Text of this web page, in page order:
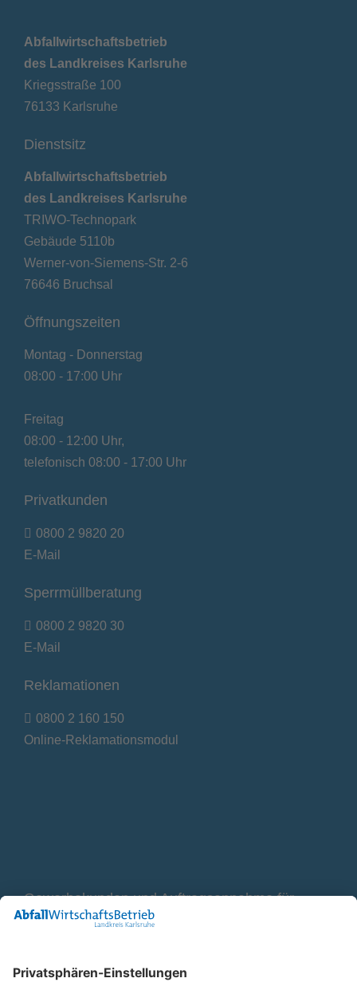
Abfallwirtschaftsbetrieb
des Landkreises Karlsruhe
Kriegsstraße 100
76133 Karlsruhe
Dienstsitz
Abfallwirtschaftsbetrieb
des Landkreises Karlsruhe
TRIWO-Technopark
Gebäude 5110b
Werner-von-Siemens-Str. 2-6
76646 Bruchsal
Öffnungszeiten
Montag - Donnerstag
08:00 - 17:00 Uhr
Freitag
08:00 - 12:00 Uhr,
telefonisch 08:00 - 17:00 Uhr
Privatkunden
0800 2 9820 20
E-Mail
Sperrmüllberatung
0800 2 9820 30
E-Mail
Reklamationen
0800 2 160 150
Online-Reklamationsmodul
Gewerbekunden und Auftragsannahme für
Container
E-Mail